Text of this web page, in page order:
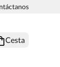
Cesta